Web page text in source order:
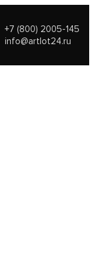
+7 (800) 2005-145
info@artlot24.ru